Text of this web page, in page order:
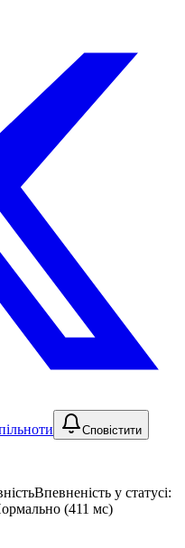
Сповістити
Впевненість у статусі:
(411 мс)